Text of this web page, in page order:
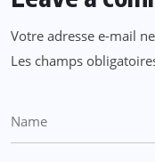
Votre adresse e-mail
Les champs